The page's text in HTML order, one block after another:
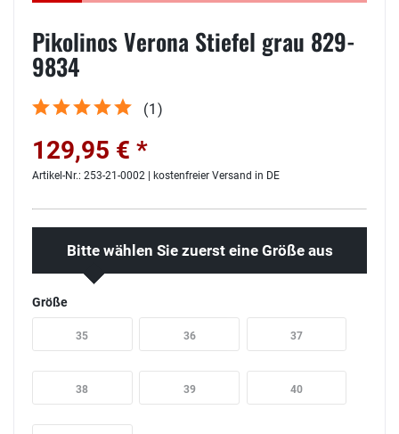
Pikolinos Verona Stiefel grau 829-
9834
(1 )
129,95 € *
Artikel-Nr.: 253-21-0002 | kostenfreier Versand in DE
Bitte wählen Sie zuerst eine Größe aus
Größe
35 36 37
38 39 40